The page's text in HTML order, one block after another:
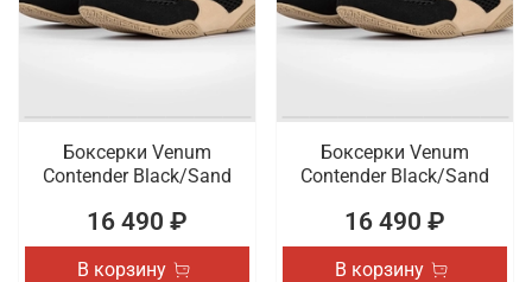
Боксерки Venum
Contender Black/Sand
16 490 ₽
В корзину
Боксерки Venum
Contender Black/Sand
16 490 ₽
В корзину